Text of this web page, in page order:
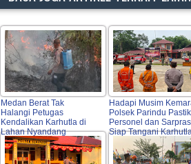
Medan Berat Tak
Halangi Petugas
Kendalikan Karhutla di
Lahan Nyandang
Hadapi Musim
Polsek Parindu
Personel dan Sarpras
Siap Tangani